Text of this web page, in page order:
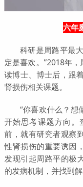
六年
科研是周路平最
定是喜欢。”2018年
读博士、博士后，跟
肾损伤相关课题。
“你喜欢什么？想
开始思考课题方向
前，就有研究者观察
性肾损伤的重要诱因
发现引起周路平的极
的发病机制，并找到解